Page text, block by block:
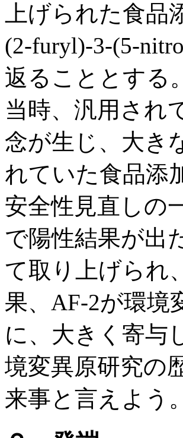
上げられた食品
(2-furyl)-3-(5-
返ることとする。
当時、汎用され
念が生じ、大き
れていた食品添
安全性見直しの
で陽性結果が出
て取り上げられ
果、AF-2が環境
に、大きく寄与
境変異原研究の
来事と言えよう。